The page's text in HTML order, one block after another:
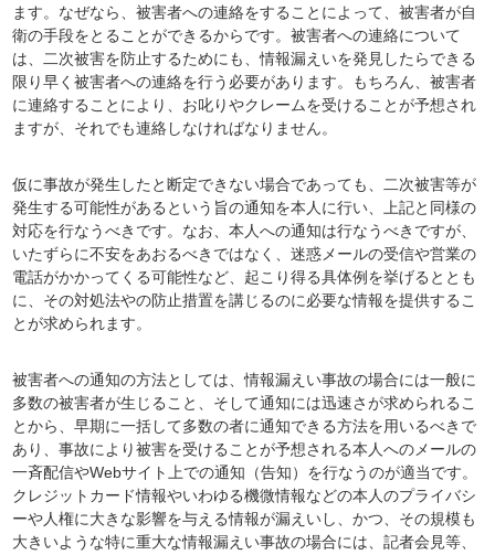
ます。なぜなら、被害者への連絡をすることによって、被害者が自
衛の手段をとることができるからです。被害者への連絡について
は、二次被害を防止するためにも、情報漏えいを発見したらできる
限り早く被害者への連絡を行う必要があります。もちろん、被害者
に連絡することにより、お叱りやクレームを受けることが予想され
ますが、それでも連絡しなければなりません。
仮に事故が発生したと断定できない場合であっても、二次被害等が
発生する可能性があるという旨の通知を本人に行い、上記と同様の
対応を行なうべきです。なお、本人への通知は行なうべきですが、
いたずらに不安をあおるべきではなく、迷惑メールの受信や営業の
電話がかかってくる可能性など、起こり得る具体例を挙げるととも
に、その対処法やの防止措置を講じるのに必要な情報を提供するこ
とが求められます。
被害者への通知の方法としては、情報漏えい事故の場合には一般に
多数の被害者が生じること、そして通知には迅速さが求められるこ
とから、早期に一括して多数の者に通知できる方法を用いるべきで
あり、事故により被害を受けることが予想される本人へのメールの
一斉配信やWebサイト上での通知（告知）を行なうのが適当です。
クレジットカード情報やいわゆる機微情報などの本人のプライバシ
ーや人権に大きな影響を与える情報が漏えいし、かつ、その規模も
大きいような特に重大な情報漏えい事故の場合には、記者会見等、